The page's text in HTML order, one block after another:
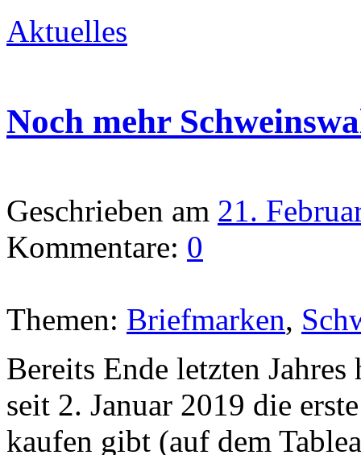
Aktuelles
Noch mehr
Geschrieben am 21.
Kommentare: 0
Themen: Briefmarken,
Bereits Ende letzten
seit 2. Januar 2019 die
kaufen gibt (auf dem